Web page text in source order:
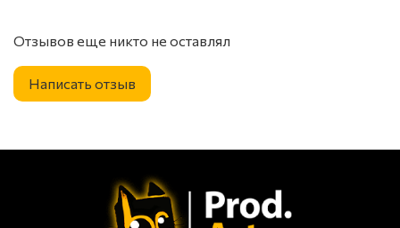
Отзывов еще никто не оставлял
Написать отзыв